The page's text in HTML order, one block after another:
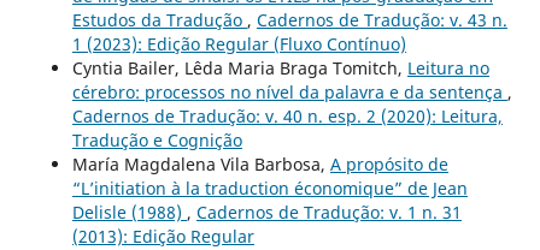
Estudos da Tradução , Cadernos de Tradução: v. 43 n.
1 (2023): Edição Regular (Fluxo Contínuo)
Cyntia Bailer, Lêda Maria Braga Tomitch, Leitura no
cérebro: processos no nível da palavra e da sentença ,
Cadernos de Tradução: v. 40 n. esp. 2 (2020): Leitura,
Tradução e Cognição
María Magdalena Vila Barbosa, A propósito de
“L’initiation à la traduction économique” de Jean
Delisle (1988) , Cadernos de Tradução: v. 1 n. 31
(2013): Edição Regular